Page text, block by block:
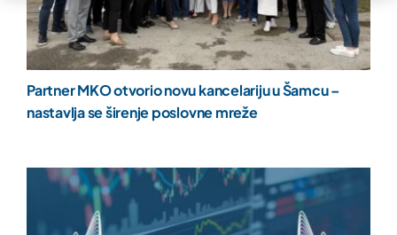
Partner MKO otvorio novu kancelariju u Šamcu –
nastavlja se širenje poslovne mreže